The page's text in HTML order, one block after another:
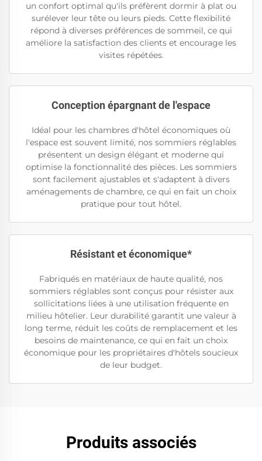
un confort optimal qu'ils préfèrent dormir à plat ou
surélever leur tête ou leurs pieds. Cette flexibilité
répond à diverses préférences de sommeil, ce qui
améliore la satisfaction des clients et encourage les
visites répétées.
Conception épargnant de l'espace
Idéal pour les chambres d'hôtel économiques où
l'espace est souvent limité, nos sommiers réglables
présentent un design élégant et moderne qui
optimise la fonctionnalité des pièces. Les sommiers
sont facilement ajustables et s'adaptent à divers
aménagements de chambre, ce qui en fait un choix
pratique pour tout hôtel.
Résistant et économique*
Fabriqués en matériaux de haute qualité, nos
sommiers réglables sont conçus pour résister aux
sollicitations liées à une utilisation fréquente en
milieu hôtelier. Leur durabilité garantit une valeur à
long terme, réduit les coûts de remplacement et les
besoins de maintenance, ce qui en fait un choix
économique pour les propriétaires d'hôtels soucieux
de leur budget.
Produits associés